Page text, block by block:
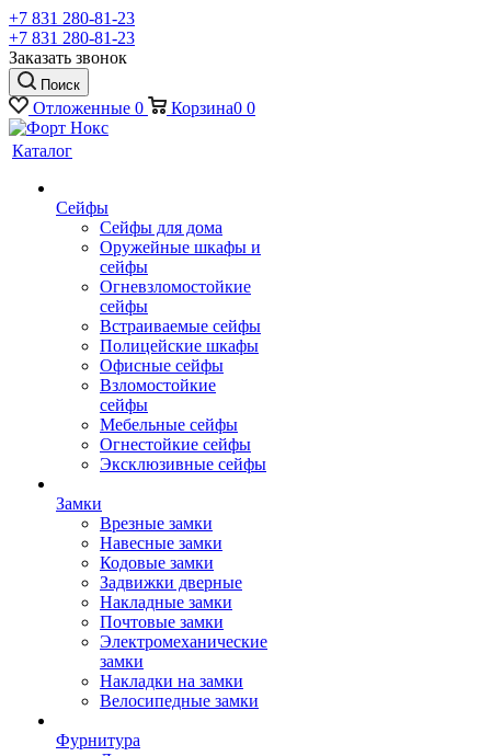
+7 831 280-81-23
+7 831 280-81-23
Заказать звонок
Поиск
Отложенные 0 Корзина0 0
Каталог
Сейфы
Сейфы для дома
Оружейные шкафы и
сейфы
Огневзломостойкие
сейфы
Встраиваемые сейфы
Полицейские шкафы
Офисные сейфы
Взломостойкие
сейфы
Мебельные сейфы
Огнестойкие сейфы
Эксклюзивные сейфы
Замки
Врезные замки
Навесные замки
Кодовые замки
Задвижки дверные
Накладные замки
Почтовые замки
Электромеханические
замки
Накладки на замки
Велосипедные замки
Фурнитура